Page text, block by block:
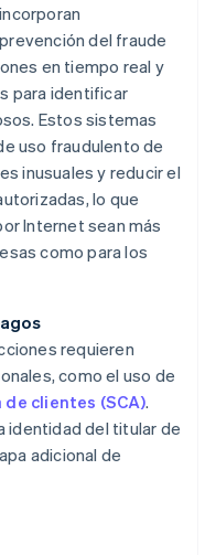
del fraude
en tiempo real y
para identificar
Estos sistemas
uso fraudulento de
inusuales y reducir el
lo que
Internet sean más
como para los
requieren
como el uso de
clientes (SCA).
identidad del titular de
adicional de